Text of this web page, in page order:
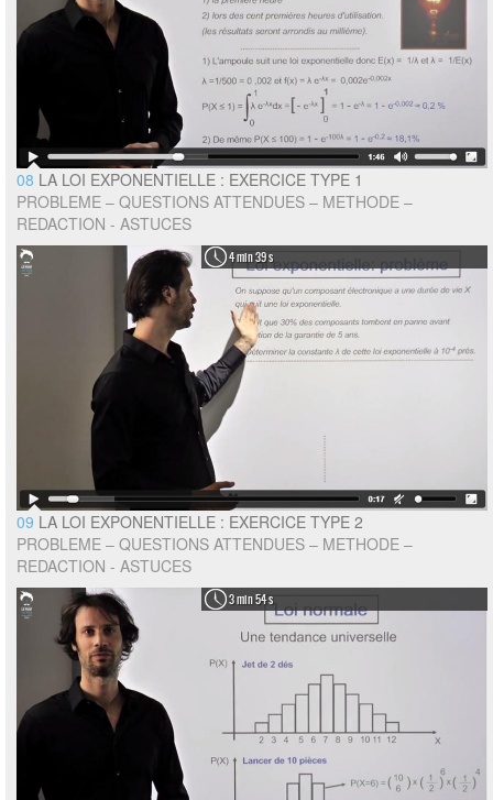
08 LA LOI EXPONENTIELLE : EXERCICE TYPE 1
PROBLEME – QUESTIONS ATTENDUES – METHODE –
REDACTION - ASTUCES
4 min 39 s
09 LA LOI EXPONENTIELLE : EXERCICE TYPE 2
PROBLEME – QUESTIONS ATTENDUES – METHODE –
REDACTION - ASTUCES
3 min 54 s